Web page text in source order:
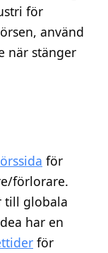
för
använd
när stänger
för
förlorare.
till globala
har en
för